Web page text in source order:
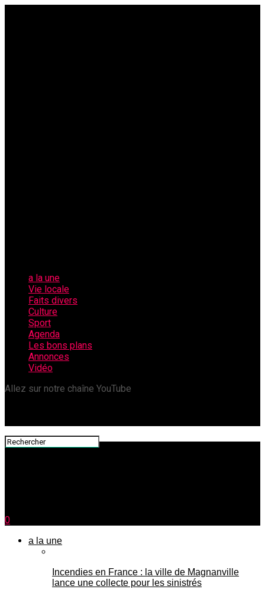
a la une
Vie locale
Faits divers
Culture
Sport
Agenda
Les bons plans
Annonces
Vidéo
Allez sur notre chaîne YouTube
0
a la une
Incendies en France : la ville de Magnanville
lance une collecte pour les sinistrés